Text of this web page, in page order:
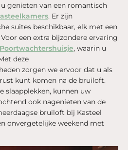
genieten van een romantisch
. Er zijn
suites beschikbaar, elk met een
een extra bijzondere ervaring
, waarin u
deze
zorgen we ervoor dat u als
kunt komen na de bruiloft.
slaapplekken, kunnen uw
ook nagenieten van de
bruiloft bij Kasteel
onvergetelijke weekend met